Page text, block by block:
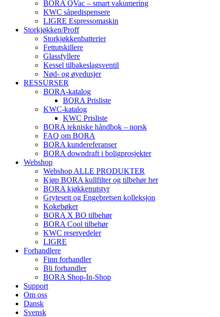
BORA QVac – smart vakumering
KWC såpedispensere
LIGRE Espressomaskin
Storkjøkken/Proff
Storkjøkkenbatterier
Fettutskillere
Glassfyllere
Kessel tilbakeslagsventil
Nød- og øyedusjer
RESSURSER
BORA-katalog
BORA Prisliste
KWC-katalog
KWC Prisliste
BORA tekniske håndbok – norsk
FAQ om BORA
BORA kundereferanser
BORA downdraft i boligprosjekter
Webshop
Webshop ALLE PRODUKTER
Kjøp BORA kullfilter og tilbehør her
BORA kjøkkenutstyr
Grytesett og Engebretsen kolleksjon
Kokebøker
BORA X BO tilbehør
BORA Cool tilbehør
KWC reservedeler
LIGRE
Forhandlere
Finn forhandler
Bli forhandler
BORA Shop-In-Shop
Support
Om oss
Dansk
Svensk